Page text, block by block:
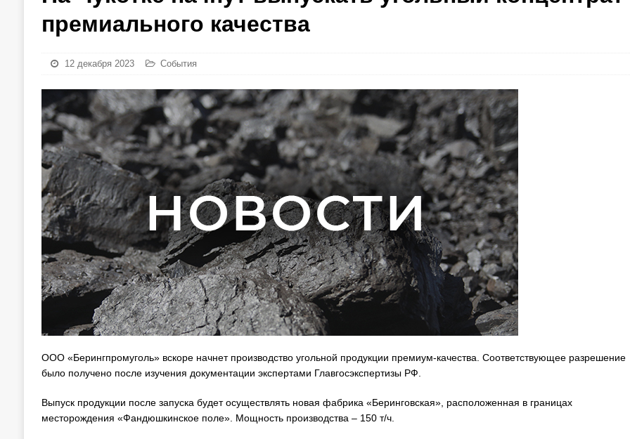
премиального качества
12 декабря 2023 События
ООО «Берингпромуголь» вскоре начнет производство угольной продукции премиум-качества. Соответствующее разрешение
было получено после изучения документации экспертами Главгосэкспертизы РФ.
Выпуск продукции после запуска будет осуществлять новая фабрика «Беринговская», расположенная в границах
месторождения «Фандюшкинское поле». Мощность производства – 150 т/ч.